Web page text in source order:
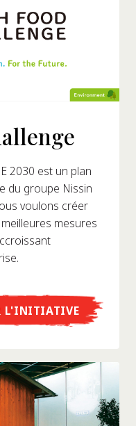
2030 est un plan
du groupe Nissin
voulons créer
mesures
L'INITIATIVE